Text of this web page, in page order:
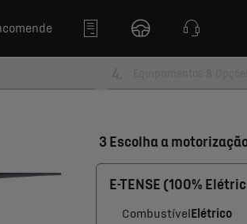
3 Escolha a
E-TENSE (100%
CombustívelElétrico